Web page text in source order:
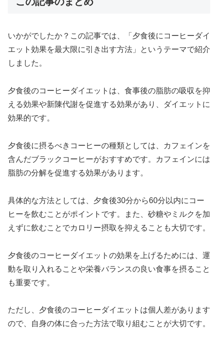
いかがでしたか？この記事では、「夕食後にコーヒーダイ
エット効果を最大限に引き出す方法」というテーマで紹介
しました。
夕食後のコーヒーダイエットは、食事後の脂肪の吸収を抑
える効果や新陳代謝を促進する効果があり、ダイエットに
効果的です。
夕食後に摂るべきコーヒーの種類としては、カフェインを
含んだブラックコーヒーがおすすめです。カフェインには
脂肪の分解を促進する効果があります。
具体的な方法としては、夕食後30分から60分以内にコー
ヒーを飲むことがポイントです。また、砂糖やミルクを加
えずに飲むことでカロリー摂取を抑えることも大切です。
夕食後のコーヒーダイエットの効果を上げるためには、運
動を取り入れることや栄養バランスの良い食事を摂ること
も重要です。
ただし、夕食後のコーヒーダイエットは個人差があります
ので、自身の体に合った方法で取り組むことが大切です。